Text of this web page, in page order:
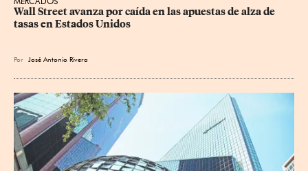
Wall Street avanza por caída en las apuestas de alza de
tasas en Estados Unidos
Por José Antonio Rivera